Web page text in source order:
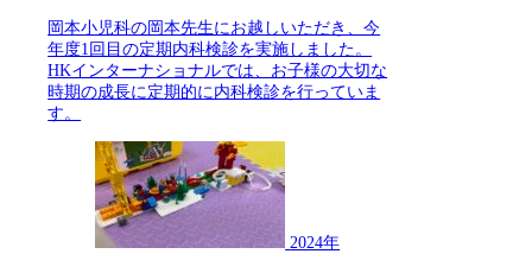
岡本小児科の岡本先生にお越しいただき、今
年度1回目の定期内科検診を実施しました。
HKインターナショナルでは、お子様の大切な
時期の成長に定期的に内科検診を行っていま
す。
2024年